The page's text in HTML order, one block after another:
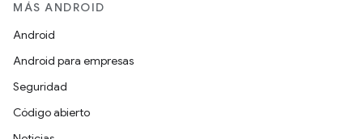
MÁS ANDROID
Android
Android para empresas
Seguridad
Código abierto